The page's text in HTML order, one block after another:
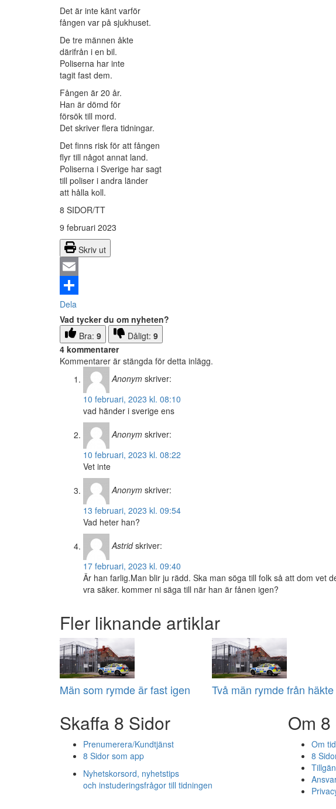
Det är inte känt varför
fången var på sjukhuset.
De tre männen åkte
därifrån i en bil.
Poliserna har inte
tagit fast dem.
Fången är 20 år.
Han är dömd för
försök till mord.
Det skriver flera tidningar.
Det finns risk för att fången
flyr till något annat land.
Poliserna i Sverige har sagt
till poliser i andra länder
att hålla koll.
8 SIDOR/TT
9 februari 2023
Skriv ut
Email
Dela
Vad tycker du om nyheten?
Bra: 9 Dåligt: 9
4 kommentarer
Kommentarer är stängda för detta inlägg.
Anonym skriver:
10 februari, 2023 kl. 08:10
vad händer i sverige ens
Anonym skriver:
10 februari, 2023 kl. 08:22
Vet inte
Anonym skriver:
13 februari, 2023 kl. 09:54
Vad heter han?
Astrid skriver:
17 februari, 2023 kl. 09:40
Är han farlig.Man blir ju rädd. Ska man söga till folk så att dom vet
vra säker. kommer ni säga till när han är fånen igen?
Fler liknande artiklar
Män som rymde är fast igen Två män rymde från häkte
Skaffa 8 Sidor
Prenumerera/Kundtjänst
8 Sidor som app
Nyhetskorsord, nyhetstips
och instuderingsfrågor till tidningen
Om
Om
8